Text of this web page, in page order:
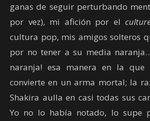
ganas de seguir perturbando
por vez), mi afición por el
cultura pop, mis amigos solteros
por no tener a su media
naranja! esa manera en la que
convierte en un arma mortal; la
Shakira aulla en casi todas sus
Yo no lo había notado, lo supe